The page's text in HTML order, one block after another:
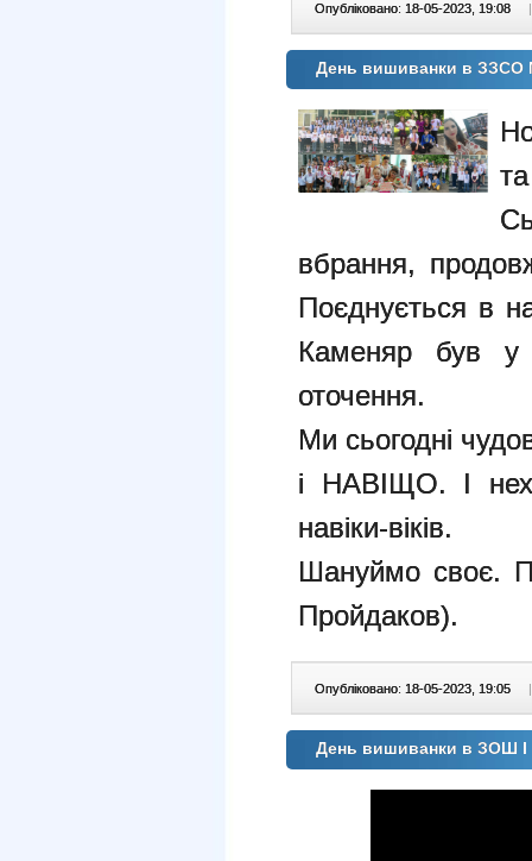
Опубліковано: 18-05-2023, 19:08 |
День вишиванки в ЗЗСО
вбрання,
Поєднується в
Каменяр був у
оточення.
Ми сьогодні
і НАВІЩО. І
навіки-віків.
Шануймо своє.
Пройдаков).
Опубліковано: 18-05-2023, 19:05 |
День вишиванки в ЗОШ І